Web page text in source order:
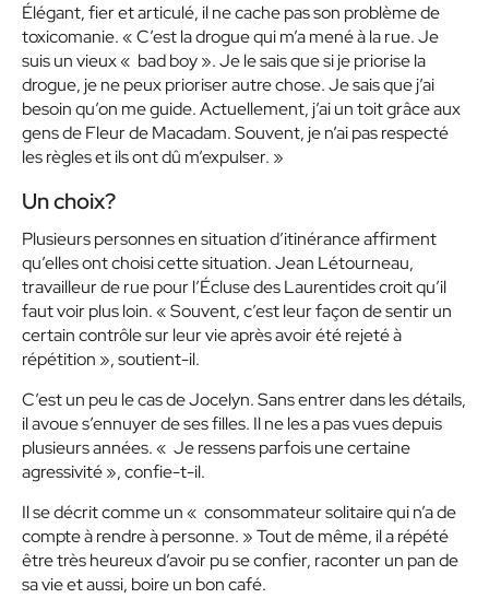
Élégant, fier et articulé, il ne cache pas son problème de
toxicomanie. « C’est la drogue qui m’a mené à la rue. Je
suis un vieux « bad boy ». Je le sais que si je priorise la
drogue, je ne peux prioriser autre chose. Je sais que j’ai
besoin qu’on me guide. Actuellement, j’ai un toit grâce aux
gens de Fleur de Macadam. Souvent, je n’ai pas respecté
les règles et ils ont dû m’expulser. »
Un choix?
Plusieurs personnes en situation d’itinérance affirment
qu’elles ont choisi cette situation. Jean Létourneau,
travailleur de rue pour l’Écluse des Laurentides croit qu’il
faut voir plus loin. « Souvent, c’est leur façon de sentir un
certain contrôle sur leur vie après avoir été rejeté à
répétition », soutient-il.
C’est un peu le cas de Jocelyn. Sans entrer dans les détails,
il avoue s’ennuyer de ses filles. Il ne les a pas vues depuis
plusieurs années. « Je ressens parfois une certaine
agressivité », confie-t-il.
Il se décrit comme un « consommateur solitaire qui n’a de
compte à rendre à personne. » Tout de même, il a répété
être très heureux d’avoir pu se confier, raconter un pan de
sa vie et aussi, boire un bon café.